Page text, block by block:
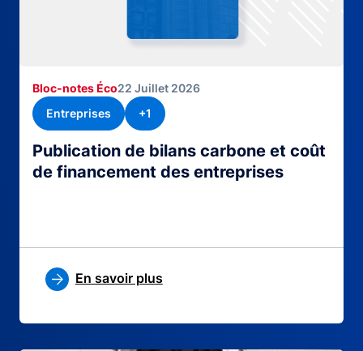
Publication de bilans carbone et coût
de financement des entreprises
Bloc-notes Éco22 Juillet 2026
Entreprises
+1
En savoir plus